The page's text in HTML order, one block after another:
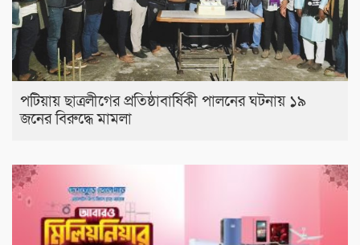
পটিয়ায় ছাত্রলীগের প্রতিষ্ঠাবার্ষিকী পালনের ঘটনায় ১৯
জনের বিরুদ্ধে মামলা